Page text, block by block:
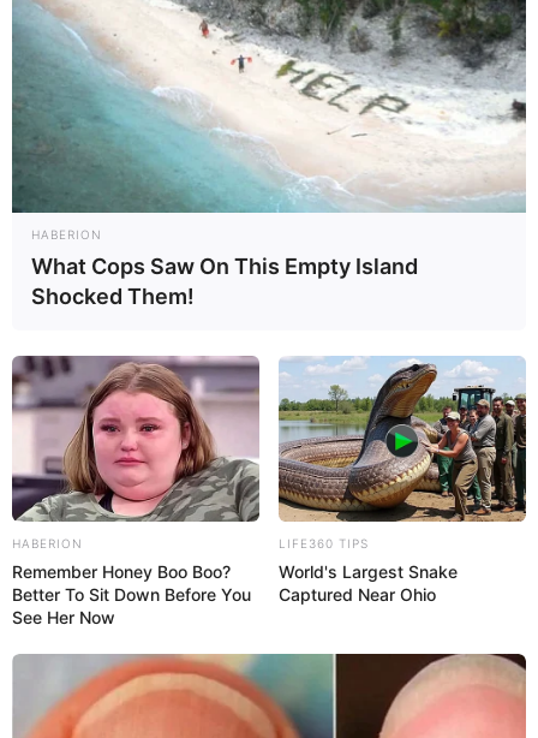
5. ¿Qué riesgos tiene este procedimiento?
A pesar de ser un procedimiento eficaz, el legrado se
asocia a algunos riesgos, como mayor probabilidad de
infecciones, perforación de la cavidad uterina, lesión
de órganos, sangrado uterino intenso, endometritis y
tuasaude.com/es/sindrome-de-asherman
Debido a los riesgos asociados a este procedimiento, el
legrado uterino solo debe ser realizado por un médico
después de que la mujer ha sido informada sobre este
y firmar el consentimiento informado para su
realización.
6. ¿Es normal presentar sangrado y dolores
Pueden presentarse manchas de sangre y dolor de
vientre durante los primeros días después del
HABERION
What Cops Saw On This Empty Island
Shocked Them!
HABERION
Remember Honey Boo Boo?
Better To Sit Down Before You
See Her Now
LIFE360 TIPS
World's Largest Snake
Captured Near Ohio